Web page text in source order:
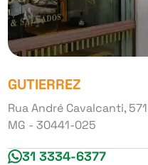
GUTIERREZ
Rua André Cavalcanti,
MG - 30441-025
31 3334-6377